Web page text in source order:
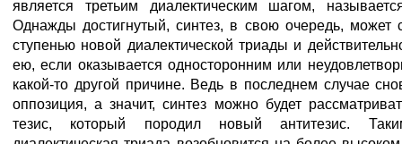
является третьим диалектическим шагом,
Однажды достигнутый, синтез, в свою очередь, может
ступенью новой диалектической триады и
ею, если оказывается односторонним или
какой-то другой причине. Ведь в последнем случае
оппозиция, а значит, синтез можно будет
тезис, который породил новый антитезис.